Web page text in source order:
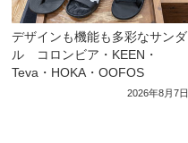
デザインも機能も多彩なサンダ
ル コロンビア・KEEN・
Teva・HOKA・OOFOS
2026年8月7日